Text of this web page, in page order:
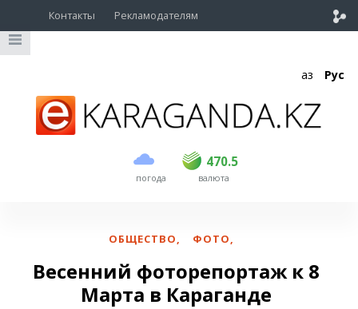
Контакты Рекламодателям
Қаз Рус
погода
470.5
USD 469 470.5
EUR валюта
ОБЩЕСТВО, ФОТО,
Весенний фоторепортаж к 8
Марта в Караганде